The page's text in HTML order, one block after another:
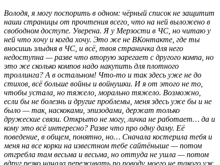
Володя, я могу поспорить в одном: чёрный список не защитит
наши страницы от прочтения всего, что на ней выложено в
свободном доступе. Уверена. Я у Мерзости в ЧС, но читаю у
ней что хочу и когда хочу. Это же не ВКонтакте, где ты
вносишь злыдня в ЧС, и всё, твоя страничка для него
недоступна — разве что вторую зарегает с другого компа, но
это же сколько компов надо накупить для плотного
троллинга? А в остальном! Что-то и так здесь уже не до
стихов, всё больше войны и войнушки. И я от этого не то,
чтобы устала, но тяжело, морально тяжело. Возможно,
если бы не болезнь и другие проблемы, меня здесь уже бы и не
было — так, наскоками, эпизодами, держат только
дружеские связи. Открыто не могу, личка не работает… да и
кому это всё интересно? Разве что про одну даму. Её
поведение, в общем, понятно, но… Сначала костерила тебя и
меня на все корки на известном тебе сайтёныше — потом
отгребла там весьма и весьма, но оттуда не ушла — потом
вдруг резко начала переживать по поводу моего не такого уж